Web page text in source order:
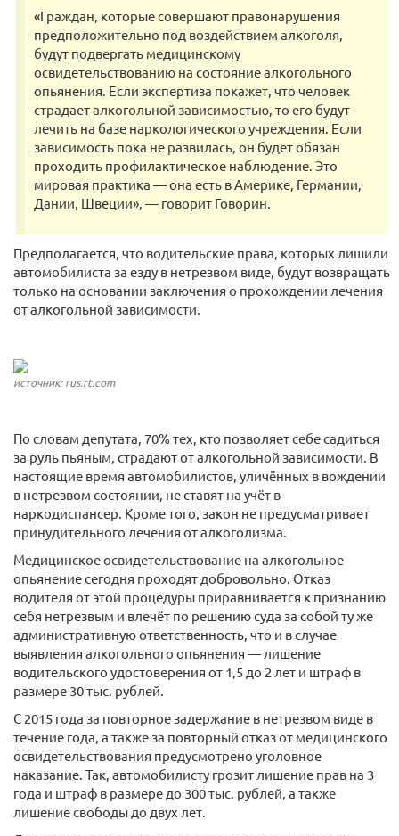
«Граждан, которые совершают правонарушения
предположительно под воздействием алкоголя,
будут подвергать медицинскому
освидетельствованию на состояние алкогольного
опьянения. Если экспертиза покажет, что человек
страдает алкогольной зависимостью, то его будут
лечить на базе наркологического учреждения. Если
зависимость пока не развилась, он будет обязан
проходить профилактическое наблюдение. Это
мировая практика — она есть в Америке, Германии,
Дании, Швеции», — говорит Говорин.
Предполагается, что водительские права, которых лишили
автомобилиста за езду в нетрезвом виде, будут возвращать
только на основании заключения о прохождении лечения
от алкогольной зависимости.
источник: rus.rt.com
По словам депутата, 70% тех, кто позволяет себе садиться
за руль пьяным, страдают от алкогольной зависимости. В
настоящие время автомобилистов, уличённых в вождении
в нетрезвом состоянии, не ставят на учёт в
наркодиспансер. Кроме того, закон не предусматривает
принудительного лечения от алкоголизма.
Медицинское освидетельствование на алкогольное
опьянение сегодня проходят добровольно. Отказ
водителя от этой процедуры приравнивается к признанию
себя нетрезвым и влечёт по решению суда за собой ту же
административную ответственность, что и в случае
выявления алкогольного опьянения — лишение
водительского удостоверения от 1,5 до 2 лет и штраф в
размере 30 тыс. рублей.
С 2015 года за повторное задержание в нетрезвом виде в
течение года, а также за повторный отказ от медицинского
освидетельствования предусмотрено уголовное
наказание. Так, автомобилисту грозит лишение прав на 3
года и штраф в размере до 300 тыс. рублей, а также
лишение свободы до двух лет.